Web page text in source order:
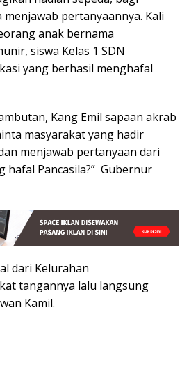
pertanyaannya. Kali
anak bernama
siswa Kelas 1 SDN
yang berhasil menghafal
Kang Emil sapaan akrab
masyarakat yang hadir
menjawab pertanyaan dari
hafal Pancasila?” Gubernur
dari Kelurahan
tangannya lalu langsung
Kamil.